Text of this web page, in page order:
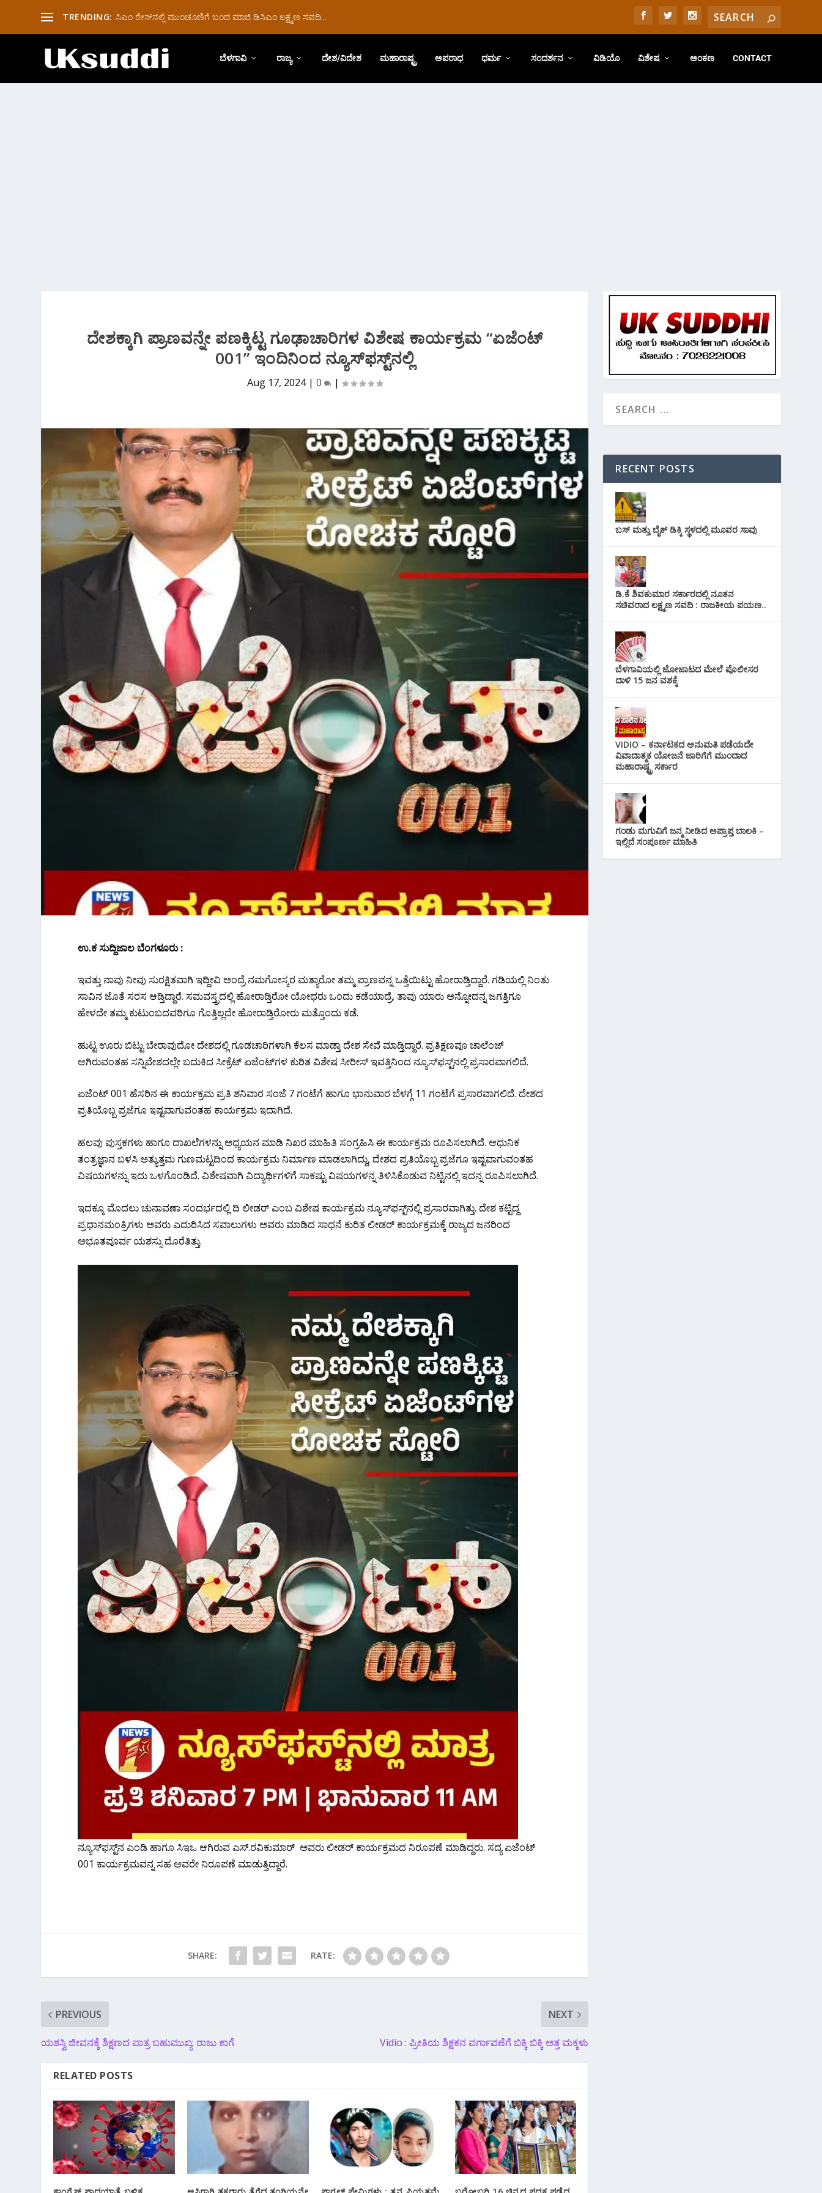
TRENDING: ಸಿಎಂ ರೇಸ್‌ನಲ್ಲಿ ಮುಂಚೂಣಿಗೆ ಬಂದ ಮಾಜಿ ಡಿಸಿಎಂ ಲಕ್ಷ್ಮಣ ಸವದಿ...
ಬೆಳಗಾವಿ ರಾಜ್ಯ ದೇಶ/ವಿದೇಶ ಮಹಾರಾಷ್ಟ್ರ ಅಪರಾಧ ಧರ್ಮ ಸಂದರ್ಶನ ವಿಡಿಯೊ ವಿಶೇಷ ಅಂಕಣ CONTACT
ದೇಶಕ್ಕಾಗಿ ಪ್ರಾಣವನ್ನೇ ಪಣಕ್ಕಿಟ್ಟ ಗೂಢಾಚಾರಿಗಳ ವಿಶೇಷ ಕಾರ್ಯಕ್ರಮ “ಏಜೆಂಟ್​​
001” ಇಂದಿನಿಂದ ನ್ಯೂಸ್​ಫಸ್ಟ್​ನಲ್ಲಿ
Aug 17, 2024|0 |
ಉ.ಕ ಸುದ್ದಿಜಾಲ ಬೆಂಗಳೂರು :
ಇವತ್ತು ನಾವು ನೀವು ಸುರಕ್ಷಿತವಾಗಿ ಇದ್ದೀವಿ ಅಂದ್ರೆ ನಮಗೋಸ್ಕರ ಮತ್ಯಾರೋ ತಮ್ಮ ಪ್ರಾಣವನ್ನ ಒತ್ತೆಯಿಟ್ಟು ಹೋರಾಡ್ತಿದ್ದಾರೆ. ಗಡಿಯಲ್ಲಿ ನಿಂತು
ಸಾವಿನ ಜೊತೆ ಸರಸ ಆಡ್ತಿದ್ದಾರೆ. ಸಮವಸ್ತ್ರದಲ್ಲಿ ಹೋರಾಡ್ತಿರೋ ಯೋಧರು ಒಂದು ಕಡೆಯಾದ್ರೆ, ತಾವು ಯಾರು ಅನ್ನೋದನ್ನ ಜಗತ್ತಿಗೂ
ಹೇಳದೇ ತಮ್ಮ ಕುಟುಂಬದವರಿಗೂ ಗೊತ್ತಿಲ್ಲದೇ ಹೋರಾಡ್ತಿರೋರು ಮತ್ತೊಂದು ಕಡೆ.
ಹುಟ್ಟ ಊರು ಬಿಟ್ಟು ಬೇರಾವುದೋ ದೇಶದಲ್ಲಿ ಗೂಡಚಾರಿಗಳಾಗಿ ಕೆಲಸ ಮಾಡ್ತಾ ದೇಶ ಸೇವೆ ಮಾಡ್ತಿದ್ದಾರೆ. ಪ್ರತಿಕ್ಷಣವೂ ಚಾಲೆಂಜ್​
ಆಗಿರುವಂತಹ ಸನ್ನಿವೇಶದಲ್ಲೇ ಬದುಕಿದ ಸೀಕ್ರೆಟ್​ ಏಜೆಂಟ್​​ಗಳ ಕುರಿತ ವಿಶೇಷ ಸೀರೀಸ್​ ಇವತ್ತಿನಿಂದ ನ್ಯೂಸ್​ಫಸ್ಟ್​​ನಲ್ಲಿ ಪ್ರಸಾರವಾಗಲಿದೆ.
ಏಜೆಂಟ್​​ 001 ಹೆಸರಿನ ಈ ಕಾರ್ಯಕ್ರಮ ಪ್ರತಿ ಶನಿವಾರ ಸಂಜೆ 7 ಗಂಟೆಗೆ ಹಾಗೂ ಭಾನುವಾರ ಬೆಳಗ್ಗೆ 11 ಗಂಟೆಗೆ ಪ್ರಸಾರವಾಗಲಿದೆ. ದೇಶದ
ಪ್ರತಿಯೊಬ್ಬ ಪ್ರಜೆಗೂ ಇಷ್ಟವಾಗುವಂತಹ ಕಾರ್ಯಕ್ರಮ ಇದಾಗಿದೆ.
ಹಲವು ಪುಸ್ತಕಗಳು ಹಾಗೂ ದಾಖಲೆಗಳನ್ನು ಅಧ್ಯಯನ ಮಾಡಿ ನಿಖರ ಮಾಹಿತಿ ಸಂಗ್ರಹಿಸಿ ಈ ಕಾರ್ಯಕ್ರಮ ರೂಪಿಸಲಾಗಿದೆ. ಆಧುನಿಕ
ತಂತ್ರಜ್ಞಾನ ಬಳಸಿ ಅತ್ಯುತ್ತಮ ಗುಣಮಟ್ಟದಿಂದ ಕಾರ್ಯಕ್ರಮ ನಿರ್ಮಾಣ ಮಾಡಲಾಗಿದ್ದು, ದೇಶದ ಪ್ರತಿಯೊಬ್ಬ ಪ್ರಜೆಗೂ ಇಷ್ಟವಾಗುವಂತಹ
ವಿಷಯಗಳನ್ನು ಇದು ಒಳಗೊಂಡಿದೆ. ವಿಶೇಷವಾಗಿ ವಿದ್ಯಾರ್ಥಿಗಳಿಗೆ ಸಾಕಷ್ಟು ವಿಷಯಗಳನ್ನ ತಿಳಿಸಿಕೊಡುವ ನಿಟ್ಟಿನಲ್ಲಿ ಇದನ್ನ ರೂಪಿಸಲಾಗಿದೆ.
ಇದಕ್ಕೂ ಮೊದಲು ಚುನಾವಣಾ ಸಂದರ್ಭದಲ್ಲಿ ದಿ ಲೀಡರ್​ ಎಂಬ ವಿಶೇಷ ಕಾರ್ಯಕ್ರಮ ನ್ಯೂಸ್​ಫಸ್ಟ್​​ನಲ್ಲಿ ಪ್ರಸಾರವಾಗಿತ್ತು. ದೇಶ ಕಟ್ಟಿದ್ದ
ಪ್ರಧಾನಮಂತ್ರಿಗಳು ಅವರು ಎದುರಿಸಿದ ಸವಾಲುಗಳು ಅವರು ಮಾಡಿದ ಸಾಧನೆ ಕುರಿತ ಲೀಡರ್​ ಕಾರ್ಯಕ್ರಮಕ್ಕೆ ರಾಜ್ಯದ ಜನರಿಂದ
ಅಭೂತಪೂರ್ವ ಯಶಸ್ಸು ದೊರೆತಿತ್ತು.
ನ್ಯೂಸ್​ಫಸ್ಟ್​​ನ ಎಂಡಿ ಹಾಗೂ ಸಿಇಒ ಆಗಿರುವ ಎಸ್.ರವಿಕುಮಾರ್​ ​ ಅವರು ಲೀಡರ್​ ಕಾರ್ಯಕ್ರಮದ ನಿರೂಪಣೆ ಮಾಡಿದ್ದರು. ಸದ್ಯ ಏಜೆಂಟ್​
001 ಕಾರ್ಯಕ್ರಮವನ್ನ ಸಹ ಅವರೇ ನಿರೂಪಣೆ ಮಾಡುತ್ತಿದ್ದಾರೆ. ​
SHARE: RATE:
PREVIOUS
ಯಶಸ್ವಿ ಜೀವನಕ್ಕೆ ಶಿಕ್ಷಣದ ಪಾತ್ರ ಬಹುಮುಖ್ಯ: ರಾಜು ಕಾಗೆ
NEXT
Vidio : ಪ್ರೀತಿಯ ಶಿಕ್ಷಕನ ವರ್ಗಾವಣೆಗೆ ಬಿಕ್ಕಿ ಬಿಕ್ಕಿ ಅತ್ತ ಮಕ್ಕಳು
RELATED POSTS
RECENT POSTS
ಬಸ್ ಮತ್ತು ಬೈಕ್ ಡಿಕ್ಕಿ ಸ್ಥಳದಲ್ಲಿ ಮೂವರ ಸಾವು
ಡಿ.ಕೆ ಶಿವಕುಮಾರ ಸರ್ಕಾರದಲ್ಲಿ ನೂತನ
ಸಚಿವರಾದ ಲಕ್ಷ್ಮಣ ಸವದಿ : ರಾಜಕೀಯ ಪಯಣ..
ಬೆಳಗಾವಿಯಲ್ಲಿ ಜೋಜಾಟದ ಮೇಲೆ ಪೊಲೀಸರ
ದಾಳಿ 15 ಜನ ವಶಕ್ಕೆ
VIDIO – ಕರ್ನಾಟಕದ ಅನುಮತಿ ಪಡೆಯದೇ
ವಿವಾದಾತ್ಮಕ ಯೋಜನೆ ಜಾರಿಗೆಗೆ ಮುಂದಾದ
ಮಹಾರಾಷ್ಟ್ರ ಸರ್ಕಾರ
ಗಂಡು ಮಗುವಿಗೆ ಜನ್ಮ ನೀಡಿದ ಅಪ್ರಾಪ್ತ ಬಾಲಕಿ –
ಇಲ್ಲಿದೆ ಸಂಪೂರ್ಣ ಮಾಹಿತಿ